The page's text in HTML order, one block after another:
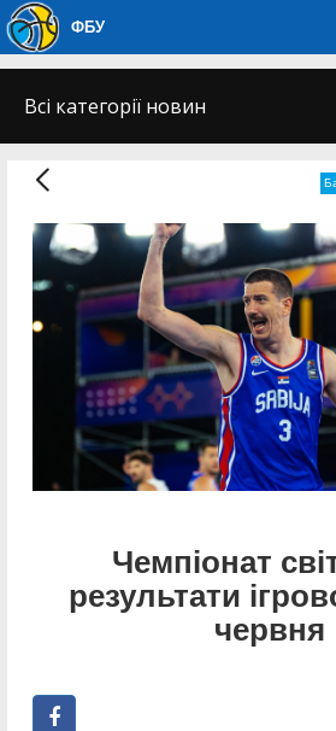
ФБУ
Всі категорії новин
Чемпіонат
результати
червня